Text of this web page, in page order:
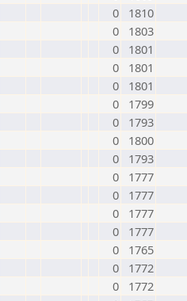
0
1810
0
1803
0
1801
0
1801
0
1801
0
1799
0
1793
0
1800
0
1793
0
1777
0
1777
0
1777
0
1777
0
1765
0
1772
0
1772